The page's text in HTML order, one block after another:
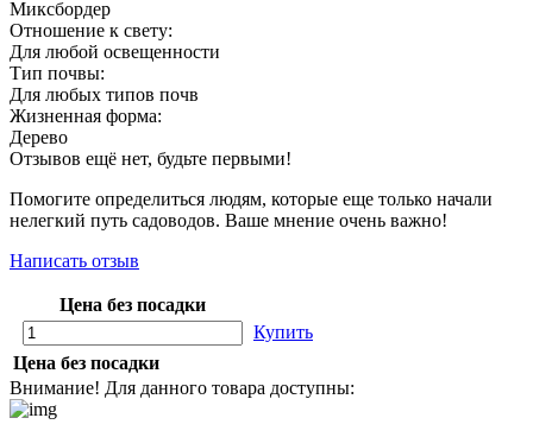
Миксбордер
Отношение к свету:
Для любой освещенности
Тип почвы:
Для любых типов почв
Жизненная форма:
Дерево
Отзывов ещё нет, будьте первыми!
Помогите определиться людям, которые еще только начали
нелегкий путь садоводов. Ваше мнение очень важно!
Написать отзыв
Цена без посадки
Купить
Цена без посадки
Внимание! Для данного товара доступны: